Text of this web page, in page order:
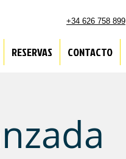
+34 626 758 899
RESERVAS CONTACTO